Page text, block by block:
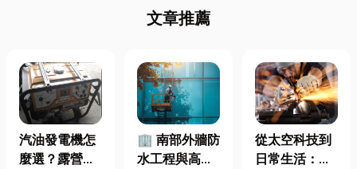
文章推薦
汽油發電機怎
麼選？露營、
🏢 南部外牆防
水工程與高空
從太空科技到
日常生活：特